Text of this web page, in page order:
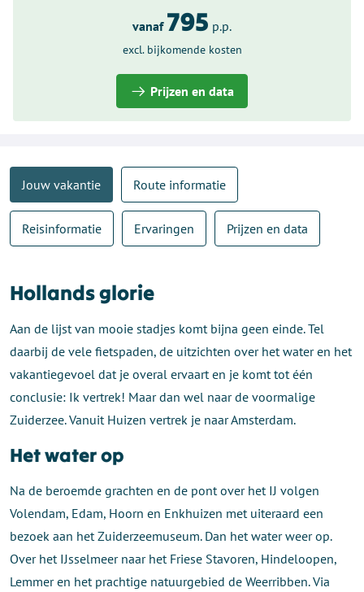
vanaf 795 p.p.
excl. bijkomende kosten
Prijzen en data
Jouw vakantie Route informatie
Reisinformatie Ervaringen Prijzen en data
Hollands glorie
Aan de lijst van mooie stadjes komt bijna geen einde. Tel
daarbij de vele fietspaden, de uitzichten over het water en het
vakantiegevoel dat je overal ervaart en je komt tot één
conclusie: Ik vertrek! Maar dan wel naar de voormalige
Zuiderzee. Vanuit Huizen vertrek je naar Amsterdam.
Het water op
Na de beroemde grachten en de pont over het IJ volgen
Volendam, Edam, Hoorn en Enkhuizen met uiteraard een
bezoek aan het Zuiderzeemuseum. Dan het water weer op.
Over het IJsselmeer naar het Friese Stavoren, Hindeloopen,
Lemmer en het prachtige natuurgebied de Weerribben. Via